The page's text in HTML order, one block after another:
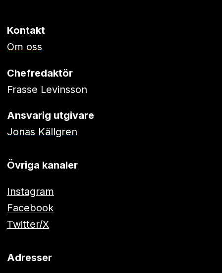
Kontakt
Om oss
Chefredaktör
Frasse Levinsson
Ansvarig utgivare
Jonas Källgren
Övriga kanaler
Instagram
Facebook
Twitter/X
Adresser